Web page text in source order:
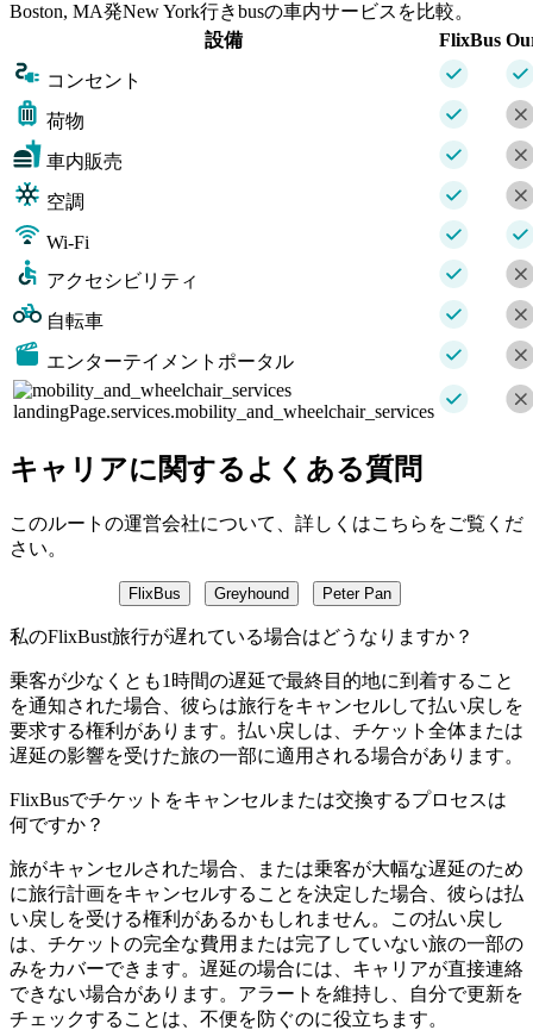
Boston, MA発New York行きbusの車内サービスを比較。
設備
FlixBus
コンセント
荷物
車内販売
空調
Wi-Fi
アクセシビリティ
自転車
エンターテイメントポータル
landingPage.services.mobility_and_wheelchair_services
キャリアに関するよくある質問
このルートの運営会社について、詳しくはこちらをご覧くだ
さい。
FlixBus Greyhound Peter Pan
私のFlixBust旅行が遅れている場合はどうなりますか？
乗客が少なくとも1時間の遅延で最終目的地に到着すること
を通知された場合、彼らは旅行をキャンセルして払い戻しを
要求する権利があります。払い戻しは、チケット全体または
遅延の影響を受けた旅の一部に適用される場合があります。
FlixBusでチケットをキャンセルまたは交換するプロセスは
何ですか？
旅がキャンセルされた場合、または乗客が大幅な遅延のため
に旅行計画をキャンセルすることを決定した場合、彼らは払
い戻しを受ける権利があるかもしれません。この払い戻し
は、チケットの完全な費用または完了していない旅の一部の
みをカバーできます。遅延の場合には、キャリアが直接連絡
できない場合があります。アラートを維持し、自分で更新を
チェックすることは、不便を防ぐのに役立ちます。